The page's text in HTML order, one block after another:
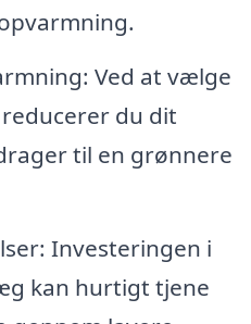
Ved at vælge
du dit
til en grønnere
Investeringen i
kan hurtigt tjene